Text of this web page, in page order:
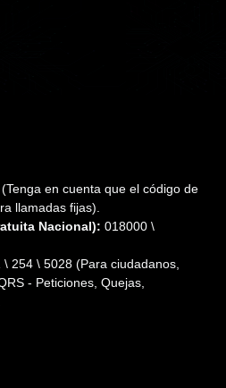
en cuenta que el código de
llamadas fijas).
Nacional): 018000 \
\ 254 \ 5028 (Para ciudadanos,
- Peticiones, Quejas,